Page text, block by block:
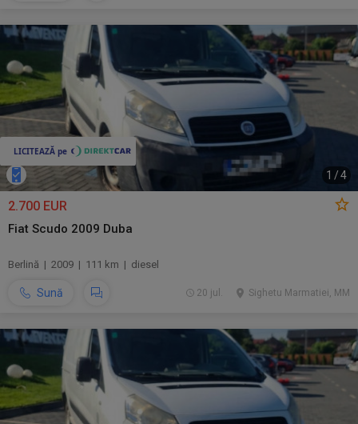
1 /4
2.700 EUR
Fiat Scudo 2009 Duba
Berlină | 2009 | 111 km | diesel
Sună Sighetu Marmatiei, MM
20 jul.